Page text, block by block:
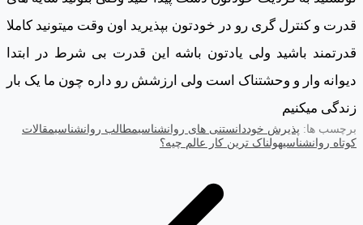
قدرت و کنترل گری رو در خودتون بپذیرید اون وقت میتونید کاملا
قدرتمند باشید ولی یادتون باشه این قدرت بی شرط در ابتدا
دیوانه وار و وحشتناک است ولی ارزشش رو داره چون ما یک بار
زندگی میکنیم
برچسب ها: پذیرش خوددانستنی های روانشناسیمطالب روانشناسیمقالات
کوتاه روانشناسیهولناک ترین کار عالم چیه؟